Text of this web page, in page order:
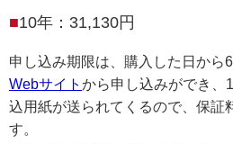
10年：31,130円
申し込み期限は、購入した日から6
Webサイト から申し込みができ、
込用紙が送られてくるので、保証
す。